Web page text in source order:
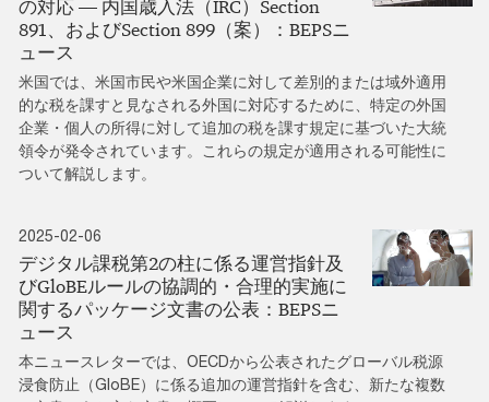
の対応 ― 内国歳入法（IRC）Section
891、およびSection 899（案）：BEPSニ
ュース
米国では、米国市民や米国企業に対して差別的または域外適用
的な税を課すと見なされる外国に対応するために、特定の外国
企業・個人の所得に対して追加の税を課す規定に基づいた大統
領令が発令されています。これらの規定が適用される可能性に
ついて解説します。
2025-02-06
デジタル課税第2の柱に係る運営指針及
びGloBEルールの協調的・合理的実施に
関するパッケージ文書の公表：BEPSニ
ュース
本ニュースレターでは、OECDから公表されたグローバル税源
浸食防止（GloBE）に係る追加の運営指針を含む、新たな複数